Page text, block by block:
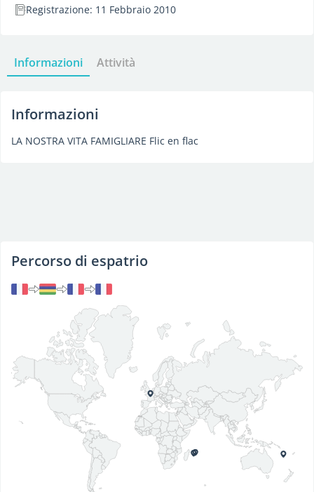
Registrazione: 11 Febbraio 2010
Informazioni Attività
Informazioni
LA NOSTRA VITA FAMIGLIARE Flic en flac
Percorso di espatrio